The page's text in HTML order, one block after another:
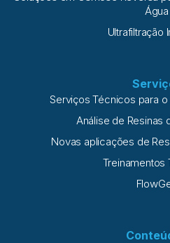
Água
Ultrafiltração
Serviços Técnicos para
Análise de Resinas
Novas aplicações de
Treinamentos